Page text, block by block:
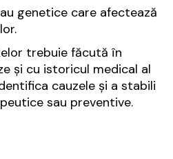
genetice care afectează
trebuie făcută în
și cu istoricul medical al
cauzele și a stabili
sau preventive.